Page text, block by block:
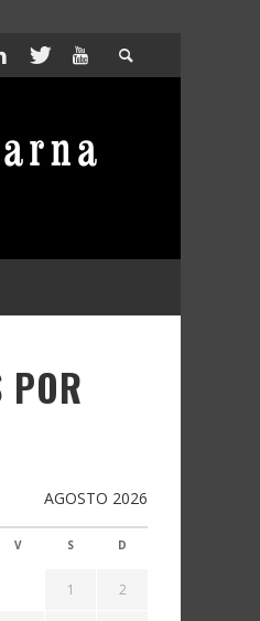
POR
AGOSTO 2026
V S D
1 2